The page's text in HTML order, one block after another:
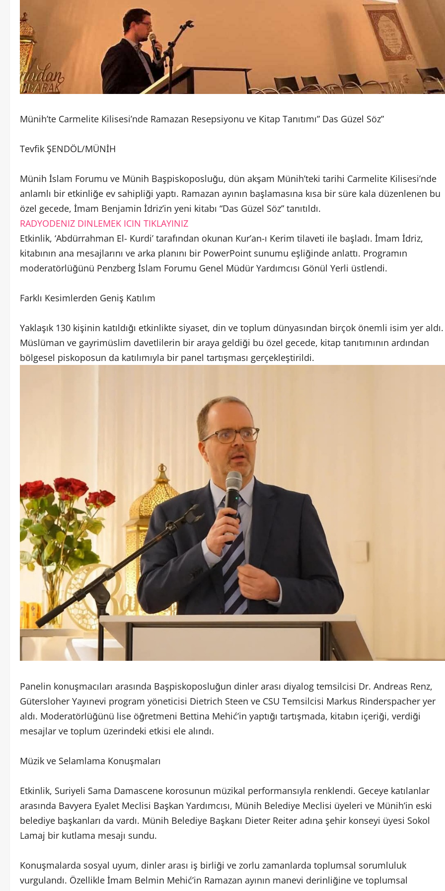
Münih’te Carmelite Kilisesi’nde Ramazan Resepsiyonu ve Kitap Tanıtımı” Das Güzel Söz”
Tevfik ŞENDÖL/MÜNİH
Münih İslam Forumu ve Münih Başpiskoposluğu, dün akşam Münih’teki tarihi Carmelite Kilisesi’nde
anlamlı bir etkinliğe ev sahipliği yaptı. Ramazan ayının başlamasına kısa bir süre kala düzenlenen bu
özel gecede, İmam Benjamin İdriz’in yeni kitabı “Das Güzel Söz” tanıtıldı.
RADYODENIZ DINLEMEK ICIN TIKLAYINIZ
Etkinlik, ‘Abdürrahman El- Kurdi’ tarafından okunan Kur’an-ı Kerim tilaveti ile başladı. İmam İdriz,
kitabının ana mesajlarını ve arka planını bir PowerPoint sunumu eşliğinde anlattı. Programın
moderatörlüğünü Penzberg İslam Forumu Genel Müdür Yardımcısı Gönül Yerli üstlendi.
Farklı Kesimlerden Geniş Katılım
Yaklaşık 130 kişinin katıldığı etkinlikte siyaset, din ve toplum dünyasından birçok önemli isim yer aldı.
Müslüman ve gayrimüslim davetlilerin bir araya geldiği bu özel gecede, kitap tanıtımının ardından
bölgesel piskoposun da katılımıyla bir panel tartışması gerçekleştirildi.
Panelin konuşmacıları arasında Başpiskoposluğun dinler arası diyalog temsilcisi Dr. Andreas Renz,
Gütersloher Yayınevi program yöneticisi Dietrich Steen ve CSU Temsilcisi Markus Rinderspacher yer
aldı. Moderatörlüğünü lise öğretmeni Bettina Mehić’in yaptığı tartışmada, kitabın içeriği, verdiği
mesajlar ve toplum üzerindeki etkisi ele alındı.
Müzik ve Selamlama Konuşmaları
Etkinlik, Suriyeli Sama Damascene korosunun müzikal performansıyla renklendi. Geceye katılanlar
arasında Bavyera Eyalet Meclisi Başkan Yardımcısı, Münih Belediye Meclisi üyeleri ve Münih’in eski
belediye başkanları da vardı. Münih Belediye Başkanı Dieter Reiter adına şehir konseyi üyesi Sokol
Lamaj bir kutlama mesajı sundu.
Konuşmalarda sosyal uyum, dinler arası iş birliği ve zorlu zamanlarda toplumsal sorumluluk
vurgulandı. Özellikle İmam Belmin Mehić’in Ramazan ayının manevi derinliğine ve toplumsal